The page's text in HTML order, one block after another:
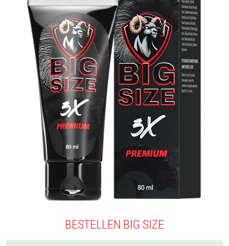
BESTELLEN BIG SIZE